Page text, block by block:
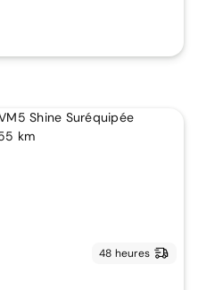
48 heures